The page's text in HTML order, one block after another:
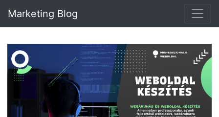
Marketing Blog